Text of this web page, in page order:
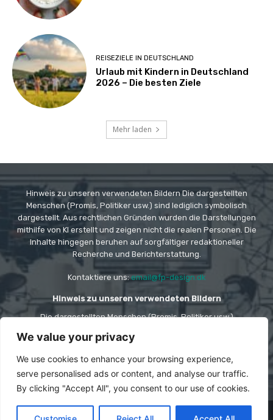
We value your privacy
We use cookies to enhance your browsing experience,
serve personalised ads or content, and analyse our traffic.
By clicking "Accept All", you consent to our use of cookies.
REISEZIELE IN DEUTSCHLAND
Urlaub mit Kindern in Deutschland
2026 – Die besten Ziele
Mehr laden
Hinweis zu unseren verwendeten Bildern Die dargestellten
Menschen (Promis, Politiker usw.) sind lediglich symbolisch
dargestellt. Aus rechtlichen Gründen wurden die Darstellungen
mithilfe von KI erstellt und zeigen nicht die realen Personen. Die
Inhalte hingegen beruhen auf sorgfältiger redaktioneller
Recherche und Berichterstattung.
Kontaktiere uns:email@fp-design.dk
Hinweis zu unseren verwendeten Bildern
Die dargestellten Menschen (Promis, Politiker usw.)
Gründen wurden die Darstellungen mithilfe von KI
erstellt und zeigen nicht die realen Personen. Die
Inhalte hingegen beruhen auf sorgfältiger
redaktioneller Recherche und Berichterstattung.